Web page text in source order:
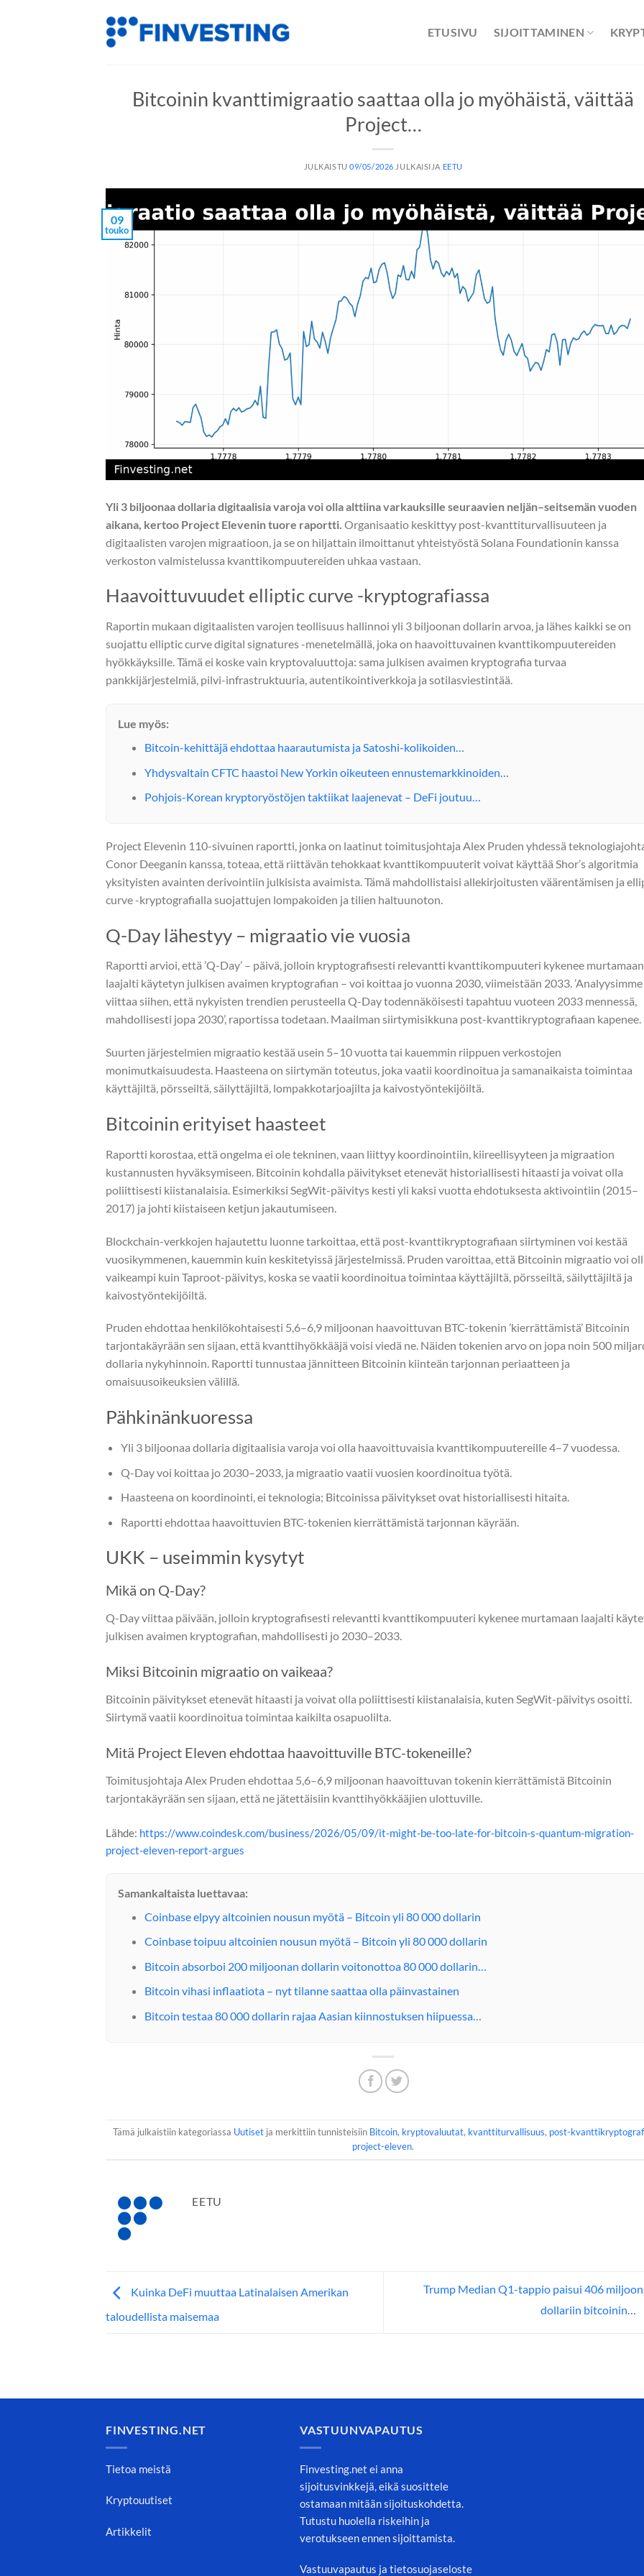
ETUSIVU SIJOITTAMINEN
Bitcoinin kvanttimigraatio saattaa olla jo myöhäistä, väittää
Project…
JULKAISTU09/05/2026 JULKAISIJA EETU
09
touko
Yli 3 biljoonaa dollaria digitaalisia varoja voi olla alttiina varkauksille seuraavien neljän–seitsemän vuoden
aikana, kertoo Project Elevenin tuore raportti. Organisaatio keskittyy post-kvanttiturvallisuuteen ja
digitaalisten varojen migraatioon, ja se on hiljattain ilmoittanut yhteistyöstä Solana Foundationin kanssa
verkoston valmistelussa kvanttikompuutereiden uhkaa vastaan.
Haavoittuvuudet elliptic curve -kryptografiassa
Raportin mukaan digitaalisten varojen teollisuus hallinnoi yli 3 biljoonan dollarin arvoa, ja lähes kaikki se on
suojattu elliptic curve digital signatures -menetelmällä, joka on haavoittuvainen kvanttikompuutereiden
hyökkäyksille. Tämä ei koske vain kryptovaluuttoja: sama julkisen avaimen kryptografia turvaa
pankkijärjestelmiä, pilvi-infrastruktuuria, autentikointiverkkoja ja sotilasviestintää.
Lue myös:
Bitcoin-kehittäjä ehdottaa haarautumista ja Satoshi-kolikoiden…
Yhdysvaltain CFTC haastoi New Yorkin oikeuteen ennustemarkkinoiden…
Pohjois-Korean kryptoryöstöjen taktiikat laajenevat – DeFi joutuu…
Project Elevenin 110-sivuinen raportti, jonka on laatinut toimitusjohtaja Alex Pruden yhdessä
Conor Deeganin kanssa, toteaa, että riittävän tehokkaat kvanttikompuuterit voivat käyttää Shor’s algoritmia
yksityisten avainten derivointiin julkisista avaimista. Tämä mahdollistaisi allekirjoitusten väärentämisen ja
curve -kryptografialla suojattujen lompakoiden ja tilien haltuunoton.
Q-Day lähestyy – migraatio vie vuosia
Raportti arvioi, että ’Q-Day’ – päivä, jolloin kryptografisesti relevantti kvanttikompuuteri kykenee murtamaan
laajalti käytetyn julkisen avaimen kryptografian – voi koittaa jo vuonna 2030, viimeistään 2033. ’Analyysimme
viittaa siihen, että nykyisten trendien perusteella Q-Day todennäköisesti tapahtuu vuoteen 2033 mennessä,
mahdollisesti jopa 2030’, raportissa todetaan. Maailman siirtymisikkuna post-kvanttikryptografiaan kapenee.
Suurten järjestelmien migraatio kestää usein 5–10 vuotta tai kauemmin riippuen verkostojen
monimutkaisuudesta. Haasteena on siirtymän toteutus, joka vaatii koordinoitua ja samanaikaista toimintaa
käyttäjiltä, pörsseiltä, säilyttäjiltä, lompakkotarjoajilta ja kaivostyöntekijöiltä.
Bitcoinin erityiset haasteet
Raportti korostaa, että ongelma ei ole tekninen, vaan liittyy koordinointiin, kiireellisyyteen ja migraation
kustannusten hyväksymiseen. Bitcoinin kohdalla päivitykset etenevät historiallisesti hitaasti ja voivat olla
poliittisesti kiistanalaisia. Esimerkiksi SegWit-päivitys kesti yli kaksi vuotta ehdotuksesta aktivointiin (2015–
2017) ja johti kiistaiseen ketjun jakautumiseen.
Blockchain-verkkojen hajautettu luonne tarkoittaa, että post-kvanttikryptografiaan siirtyminen voi kestää
vuosikymmenen, kauemmin kuin keskitetyissä järjestelmissä. Pruden varoittaa, että Bitcoinin migraatio voi
vaikeampi kuin Taproot-päivitys, koska se vaatii koordinoitua toimintaa käyttäjiltä, pörsseiltä, säilyttäjiltä ja
kaivostyöntekijöiltä.
Pruden ehdottaa henkilökohtaisesti 5,6–6,9 miljoonan haavoittuvan BTC-tokenin ’kierrättämistä’ Bitcoinin
tarjontakäyrään sen sijaan, että kvanttihyökkääjä voisi viedä ne. Näiden tokenien arvo on jopa noin 500
dollaria nykyhinnoin. Raportti tunnustaa jännitteen Bitcoinin kiinteän tarjonnan periaatteen ja
omaisuusoikeuksien välillä.
Pähkinänkuoressa
Yli 3 biljoonaa dollaria digitaalisia varoja voi olla haavoittuvaisia kvanttikompuutereille 4–7 vuodessa.
Q-Day voi koittaa jo 2030–2033, ja migraatio vaatii vuosien koordinoitua työtä.
Haasteena on koordinointi, ei teknologia; Bitcoinissa päivitykset ovat historiallisesti hitaita.
Raportti ehdottaa haavoittuvien BTC-tokenien kierrättämistä tarjonnan käyrään.
UKK – useimmin kysytyt
Mikä on Q-Day?
Q-Day viittaa päivään, jolloin kryptografisesti relevantti kvanttikompuuteri kykenee murtamaan laajalti
julkisen avaimen kryptografian, mahdollisesti jo 2030–2033.
Miksi Bitcoinin migraatio on vaikeaa?
Bitcoinin päivitykset etenevät hitaasti ja voivat olla poliittisesti kiistanalaisia, kuten SegWit-päivitys osoitti.
Siirtymä vaatii koordinoitua toimintaa kaikilta osapuolilta.
Mitä Project Eleven ehdottaa haavoittuville BTC-tokeneille?
Toimitusjohtaja Alex Pruden ehdottaa 5,6–6,9 miljoonan haavoittuvan tokenin kierrättämistä Bitcoinin
tarjontakäyrään sen sijaan, että ne jätettäisiin kvanttihyökkääjien ulottuville.
Lähde: https://www.coindesk.com/business/2026/05/09/it-might-be-too-late-for-bitcoin-s-quantum-migration-
project-eleven-report-argues
Samankaltaista luettavaa:
Coinbase elpyy altcoinien nousun myötä – Bitcoin yli 80 000 dollarin
Coinbase toipuu altcoinien nousun myötä – Bitcoin yli 80 000 dollarin
Bitcoin absorboi 200 miljoonan dollarin voitonottoa 80 000 dollarin…
Bitcoin vihasi inflaatiota – nyt tilanne saattaa olla päinvastainen
Bitcoin testaa 80 000 dollarin rajaa Aasian kiinnostuksen hiipuessa…
Tämä julkaistiin kategoriassa Uutiset ja merkittiin tunnisteisiin Bitcoin, kryptovaluutat, kvanttiturvallisuus, post-
project-eleven.
EETU
Kuinka DeFi muuttaa Latinalaisen Amerikan
taloudellista maisemaa
Trump Median Q1-tappio paisui 406
dollariin bitcoinin…
FINVESTING.NET
Tietoa meistä
Kryptouutiset
Artikkelit
VASTUUNVAPAUTUS
Finvesting.net ei anna
sijoitusvinkkejä, eikä suosittele
ostamaan mitään sijoituskohdetta.
Tutustu huolella riskeihin ja
verotukseen ennen sijoittamista.
Vastuuvapautus ja tietosuojaseloste